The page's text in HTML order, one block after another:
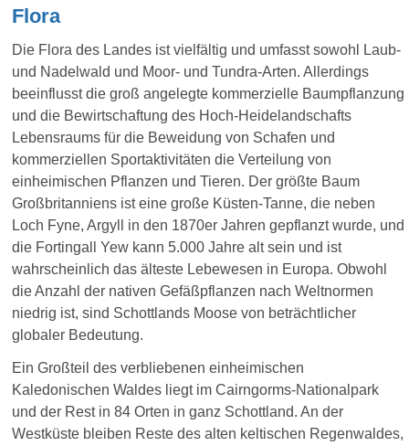
Flora
Die Flora des Landes ist vielfältig und umfasst sowohl Laub-
und Nadelwald und Moor- und Tundra-Arten. Allerdings
beeinflusst die groß angelegte kommerzielle Baumpflanzung
und die Bewirtschaftung des Hoch-Heidelandschafts
Lebensraums für die Beweidung von Schafen und
kommerziellen Sportaktivitäten die Verteilung von
einheimischen Pflanzen und Tieren. Der größte Baum
Großbritanniens ist eine große Küsten-Tanne, die neben
Loch Fyne, Argyll in den 1870er Jahren gepflanzt wurde, und
die Fortingall Yew kann 5.000 Jahre alt sein und ist
wahrscheinlich das älteste Lebewesen in Europa. Obwohl
die Anzahl der nativen Gefäßpflanzen nach Weltnormen
niedrig ist, sind Schottlands Moose von beträchtlicher
globaler Bedeutung.
Ein Großteil des verbliebenen einheimischen
Kaledonischen Waldes liegt im Cairngorms-Nationalpark
und der Rest in 84 Orten in ganz Schottland. An der
Westküste bleiben Reste des alten keltischen Regenwaldes,